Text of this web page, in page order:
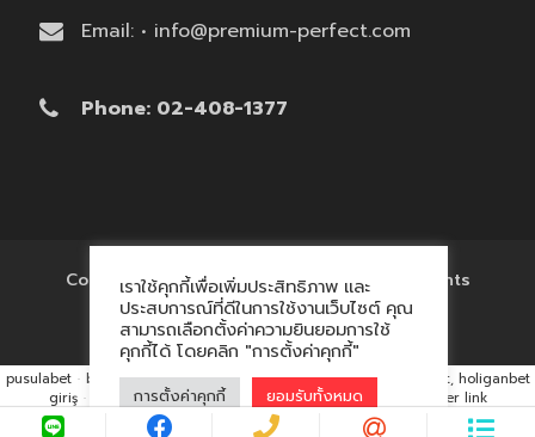
Email: • info@premium-perfect.com
Phone: 02-408-1377
Copyright © 2017 'โรงงานของพรีเมี่ยม' All Rights
Reserved.
เราใช้คุกกี้เพื่อเพิ่มประสิทธิภาพ และ
ประสบการณ์ที่ดีในการใช้งานเว็บไซต์ คุณ
สามารถเลือกตั้งค่าความยินยอมการใช้
คุกกี้ได้ โดยคลิก "การตั้งค่าคุกกี้"
การตั้งค่าคุกกี้ ยอมรับทั้งหมด
pusulabet · betyap · avrupabet · matbet, matbet giriş ·
holiganbet, holiganbet
giriş · cratosroyalbet · maxwin hacklink market, kalıcı footer link